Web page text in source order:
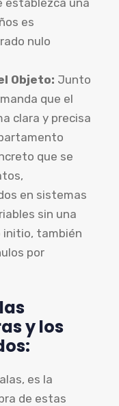
es
nulo
Objeto: Junto
que el
clara y precisa
que se
en sistemas
sin una
initio, también
por
y los
es la
de estas